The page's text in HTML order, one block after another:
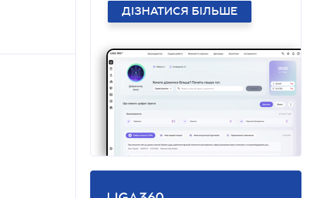
ДІЗНАТИСЯ БІЛЬШЕ